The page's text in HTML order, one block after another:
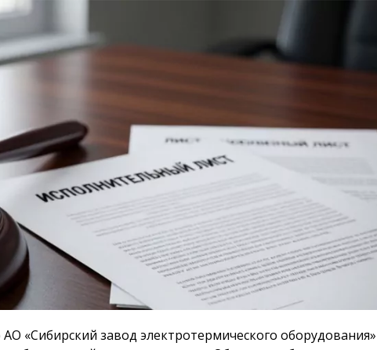
«Сибирский завод электротермического оборудования»